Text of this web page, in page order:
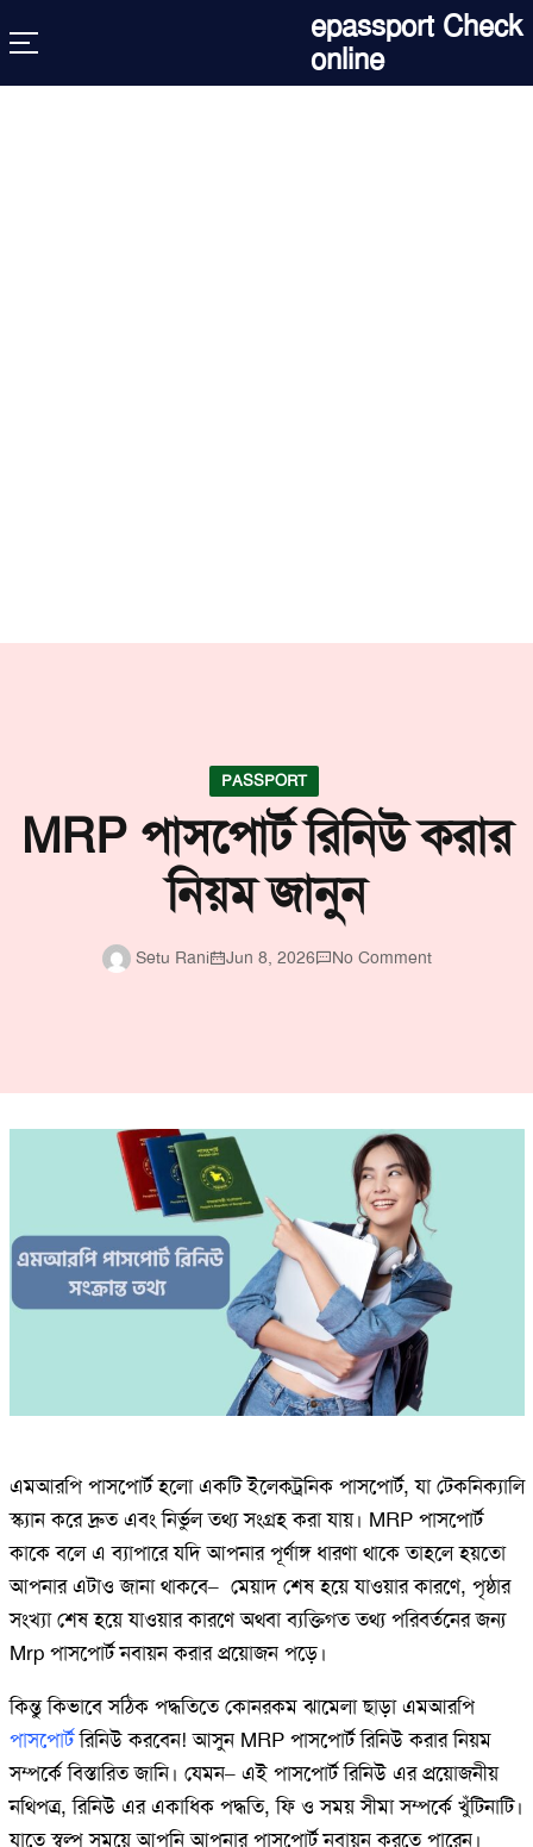
to
content
epassport Check
online
PASSPORT
MRP পাসপোর্ট রিনিউ করার
নিয়ম জানুন
Setu Rani Jun 8, 2026 No Comment
এমআরপি পাসপোর্ট হলো একটি ইলেকট্রনিক পাসপোর্ট, যা টেকনিক্যালি
স্ক্যান করে দ্রুত এবং নির্ভুল তথ্য সংগ্রহ করা যায়। MRP পাসপোর্ট
কাকে বলে এ ব্যাপারে যদি আপনার পূর্ণাঙ্গ ধারণা থাকে তাহলে হয়তো
আপনার এটাও জানা থাকবে– মেয়াদ শেষ হয়ে যাওয়ার কারণে, পৃষ্ঠার
সংখ্যা শেষ হয়ে যাওয়ার কারণে অথবা ব্যক্তিগত তথ্য পরিবর্তনের জন্য
Mrp পাসপোর্ট নবায়ন করার প্রয়োজন পড়ে।
কিন্তু কিভাবে সঠিক পদ্ধতিতে কোনরকম ঝামেলা ছাড়া এমআরপি
পাসপোর্টরিনিউ করবেন! আসুন MRP পাসপোর্ট রিনিউ করার নিয়ম
সম্পর্কে বিস্তারিত জানি। যেমন– এই পাসপোর্ট রিনিউ এর প্রয়োজনীয়
নথিপত্র, রিনিউ এর একাধিক পদ্ধতি, ফি ও সময় সীমা সম্পর্কে খুঁটিনাটি।
যাতে স্বল্প সময়ে আপনি আপনার পাসপোর্ট নবায়ন করতে পারেন।